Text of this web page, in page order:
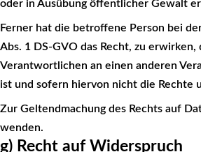
oder in Ausübung öffentlicher Gewalt
Ferner hat die betroffene Person bei
Abs. 1 DS-GVO das Recht, zu
Verantwortlichen an einen anderen
ist und sofern hiervon nicht die Rechte
Zur Geltendmachung des Rechts auf
wenden.
g) Recht auf Widerspruch